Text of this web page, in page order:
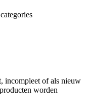
incompleet of als nieuw
worden